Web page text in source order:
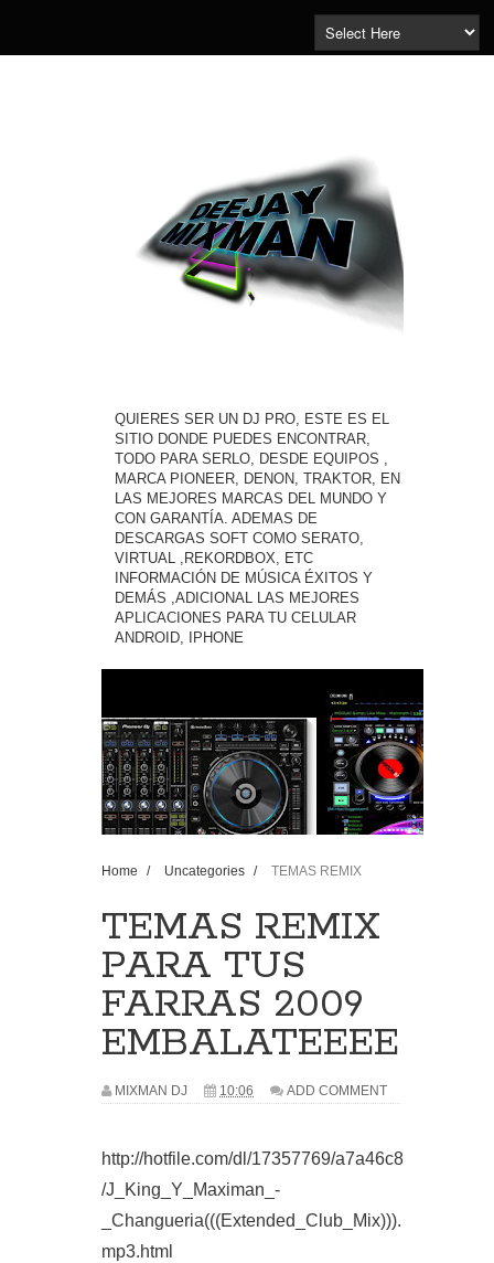
QUIERES SER UN DJ PRO, ESTE ES EL
SITIO DONDE PUEDES ENCONTRAR,
TODO PARA SERLO, DESDE EQUIPOS ,
MARCA PIONEER, DENON, TRAKTOR, EN
LAS MEJORES MARCAS DEL MUNDO Y
CON GARANTÍA. ADEMAS DE
DESCARGAS SOFT COMO SERATO,
VIRTUAL ,REKORDBOX, ETC
INFORMACIÓN DE MÚSICA ÉXITOS Y
DEMÁS ,ADICIONAL LAS MEJORES
APLICACIONES PARA TU CELULAR
ANDROID, IPHONE
Home / Uncategories /
TEMAS REMIX
TEMAS REMIX
PARA TUS
FARRAS 2009
EMBALATEEEE
MIXMAN DJ 10:06 ADD COMMENT
http://hotfile.com/dl/17357769/a7a46c8
/J_King_Y_Maximan_-
_Changueria(((Extended_Club_Mix))).
mp3.html